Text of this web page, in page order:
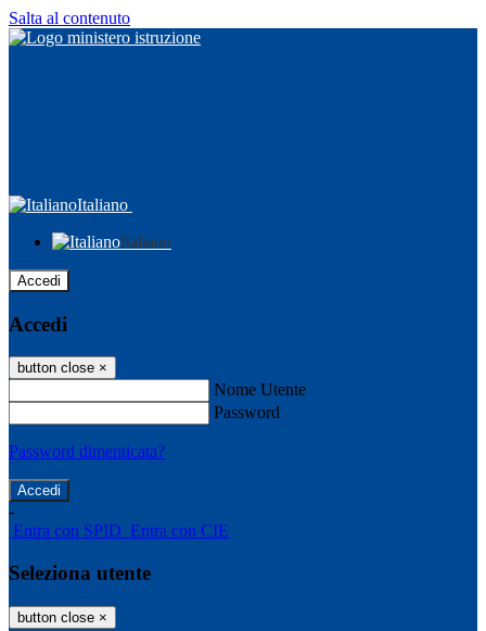
Salta al contenuto
Italiano
Italiano
Accedi
Accedi
button close ×
Nome Utente
Password
Password dimenticata?
-
Entra con SPID Entra con CIE
Seleziona utente
button close ×